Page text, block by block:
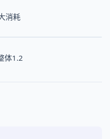
消耗
体1.2